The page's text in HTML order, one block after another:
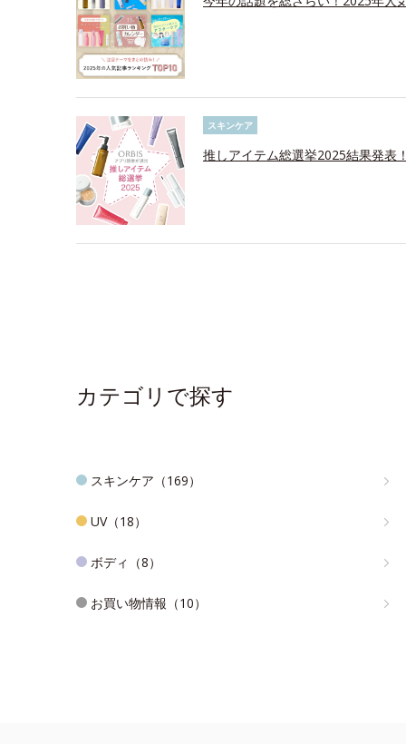
スキンケア
推しアイテム総選挙2025結果発表
カテゴリで探す
スキンケア（169）
UV（18）
ボディ（8）
お買い物情報（10）